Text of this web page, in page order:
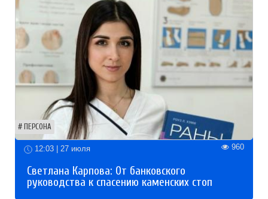
ПЕРСОНА
12:03 | 27 июля 960
Светлана Карпова: От банковского
руководства к спасению каменских стоп